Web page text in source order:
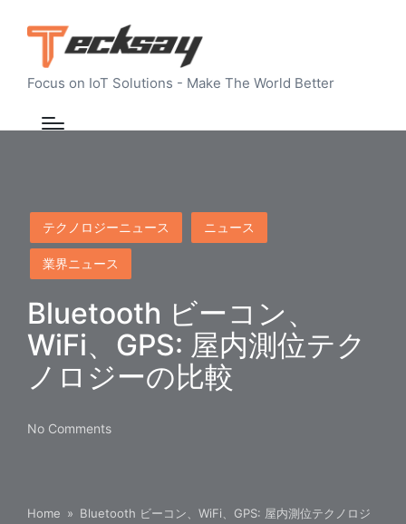
Focus on IoT Solutions - Make The World Better
Posted
in
テクノロジーニュース ニュース
業界ニュース
Bluetooth ビーコン、
WiFi、GPS: 屋内測位テク
ノロジーの比較
No Comments
Home » Bluetooth ビーコン、WiFi、GPS: 屋内測位テクノロジ